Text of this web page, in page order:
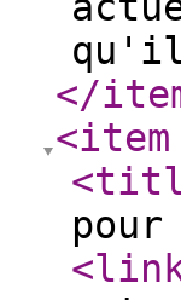
qu'il
</
<item